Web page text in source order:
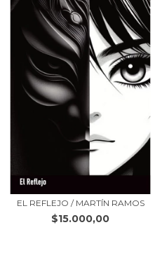
EL REFLEJO / MARTÍN RAMOS
$15.000,00